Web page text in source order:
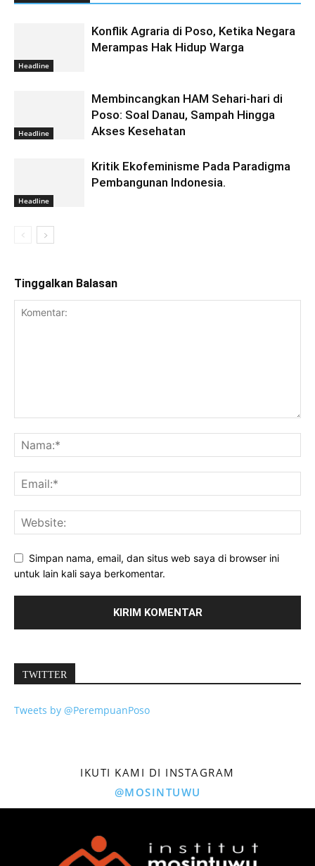
Headline
Konflik Agraria di Poso, Ketika Negara
Merampas Hak Hidup Warga
Headline
Membincangkan HAM Sehari-hari di
Poso: Soal Danau, Sampah Hingga
Akses Kesehatan
Headline
Kritik Ekofeminisme Pada Paradigma
Pembangunan Indonesia.
Tinggalkan Balasan
Simpan nama, email, dan situs web saya di browser ini
untuk lain kali saya berkomentar.
TWITTER
Tweets by @PerempuanPoso
IKUTI KAMI DI INSTAGRAM
@MOSINTUWU